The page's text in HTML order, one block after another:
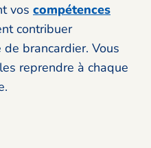
vos compétences
contribuer
brancardier. Vous
reprendre à chaque